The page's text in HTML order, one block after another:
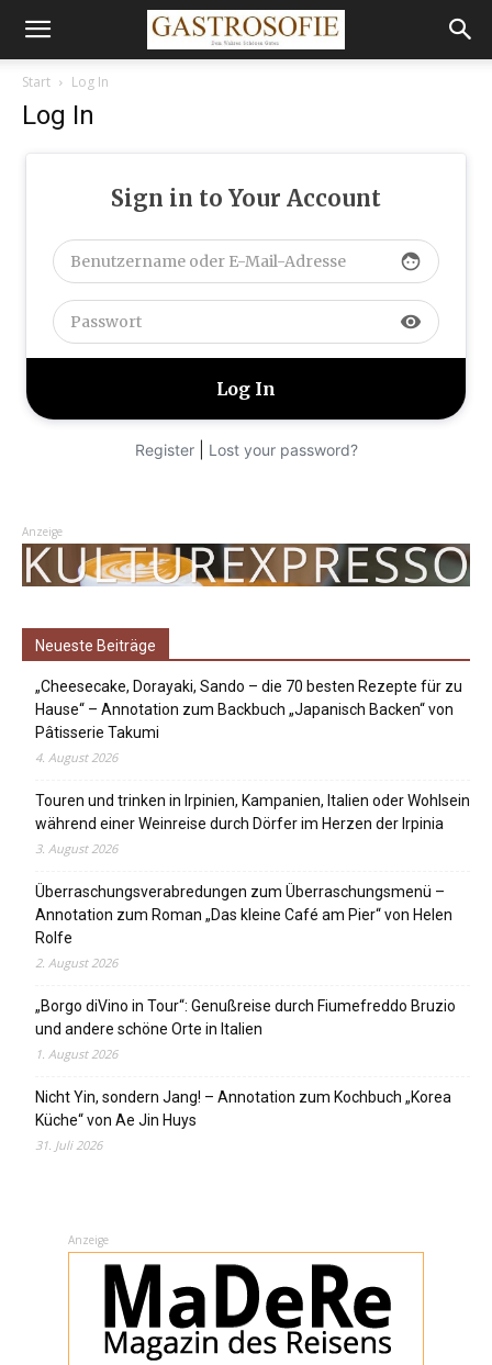
Start Log In
Log In
Sign in to Your Account
face
visibility
Register| Lost your password?
Anzeige
Neueste Beiträge
„Cheesecake, Dorayaki, Sando – die 70 besten Rezepte für zu
Hause“ – Annotation zum Backbuch „Japanisch Backen“ von
Pâtisserie Takumi
4. August 2026
Touren und trinken in Irpinien, Kampanien, Italien oder Wohlsein
während einer Weinreise durch Dörfer im Herzen der Irpinia
3. August 2026
Überraschungsverabredungen zum Überraschungsmenü –
Annotation zum Roman „Das kleine Café am Pier“ von Helen
Rolfe
2. August 2026
„Borgo diVino in Tour“: Genußreise durch Fiumefreddo Bruzio
und andere schöne Orte in Italien
1. August 2026
Nicht Yin, sondern Jang! – Annotation zum Kochbuch „Korea
Küche“ von Ae Jin Huys
31. Juli 2026
Anzeige